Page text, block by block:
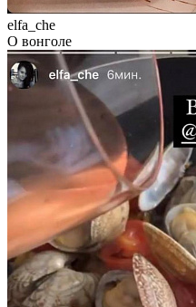
elfa_che
О вонголе